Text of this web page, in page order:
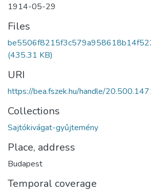
1914-05-29
Files
(435.31 KB)
URI
https://bea.fszek.hu/handle/
Collections
Sajtókivágat-gyűjtemény
Place, address
Budapest
Temporal coverage